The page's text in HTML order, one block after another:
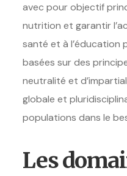
avec pour objectif
nutrition et garantir
santé et à l’éducation
basées sur des
neutralité et
globale et
populations dans le
Les